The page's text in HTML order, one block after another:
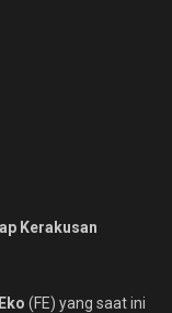
Kerakusan
(FE) yang saat ini